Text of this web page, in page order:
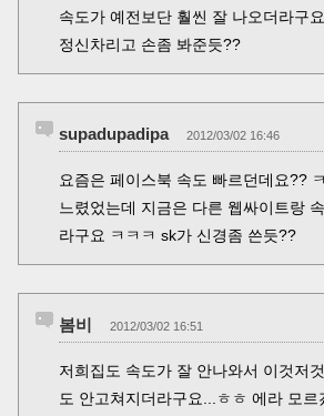
속도가 예전보단 훨씬 잘 나오더라구
정신차리고 손좀 봐준듯??
supadupadipa 2012/03/02 16:46
요즘은 페이스북 속도 빠르던데요??
느렸었는데 지금은 다른 웹싸이트랑
라구요 ㅋㅋㅋ sk가 신경좀 쓴듯??
봄비 2012/03/02 16:51
저희집도 속도가 잘 안나와서 이것저
도 안고쳐지더라구요...ㅎㅎ 에라 모르